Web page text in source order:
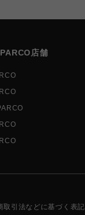
店舗
取引法などに基づく表記